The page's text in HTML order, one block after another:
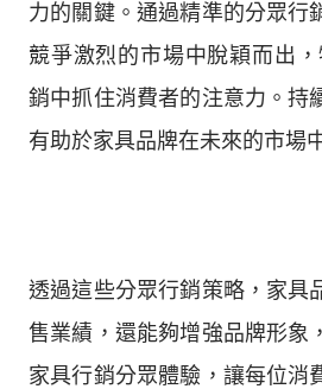
力的關鍵。通過精準的分眾行
競爭激烈的市場中脫穎而出
銷中抓住消費者的注意力。持
有助於家具品牌在未來的市場
透過這些分眾行銷策略，家具
售業績，還能夠增強品牌形象
家具行銷分眾體驗，讓每位消